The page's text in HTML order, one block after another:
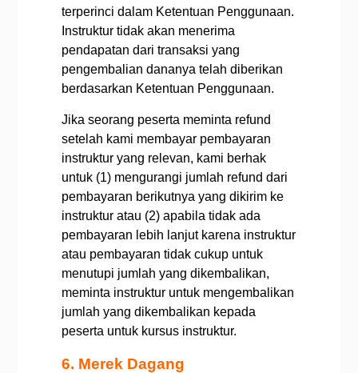
terperinci dalam Ketentuan Penggunaan.
Instruktur tidak akan menerima
pendapatan dari transaksi yang
pengembalian dananya telah diberikan
berdasarkan Ketentuan Penggunaan.
Jika seorang peserta meminta refund
setelah kami membayar pembayaran
instruktur yang relevan, kami berhak
untuk (1) mengurangi jumlah refund dari
pembayaran berikutnya yang dikirim ke
instruktur atau (2) apabila tidak ada
pembayaran lebih lanjut karena instruktur
atau pembayaran tidak cukup untuk
menutupi jumlah yang dikembalikan,
meminta instruktur untuk mengembalikan
jumlah yang dikembalikan kepada
peserta untuk kursus instruktur.
6. Merek Dagang